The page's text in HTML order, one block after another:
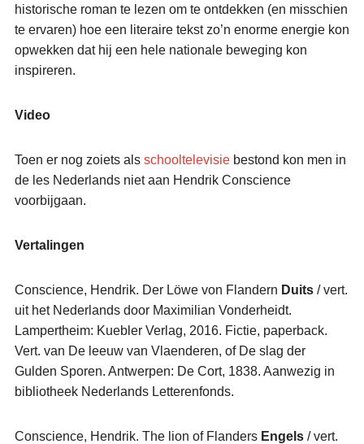
historische roman te lezen om te ontdekken (en misschien
te ervaren) hoe een literaire tekst zo’n enorme energie kon
opwekken dat hij een hele nationale beweging kon
inspireren.
Video
Toen er nog zoiets als schooltelevisie bestond kon men in
de les Nederlands niet aan Hendrik Conscience
voorbijgaan.
Vertalingen
Conscience, Hendrik. Der Löwe von Flandern Duits / vert.
uit het Nederlands door Maximilian Vonderheidt.
Lampertheim: Kuebler Verlag, 2016. Fictie, paperback.
Vert. van De leeuw van Vlaenderen, of De slag der
Gulden Sporen. Antwerpen: De Cort, 1838. Aanwezig in
bibliotheek Nederlands Letterenfonds.
Conscience, Hendrik. The lion of Flanders Engels / vert.